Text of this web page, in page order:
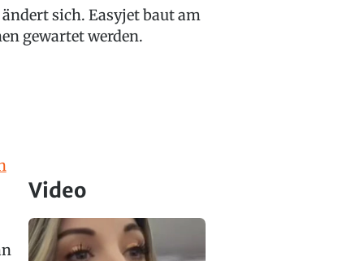
sich. Easyjet baut am
gewartet werden.
Video